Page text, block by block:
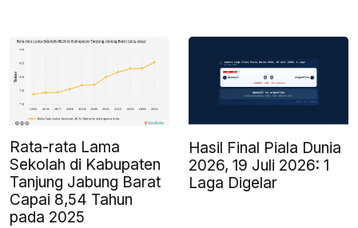
Rata-rata Lama
Sekolah di Kabupaten
Tanjung Jabung Barat
Capai 8,54 Tahun
pada 2025
Hasil Final Piala Dunia
2026, 19 Juli 2026: 1
Laga Digelar